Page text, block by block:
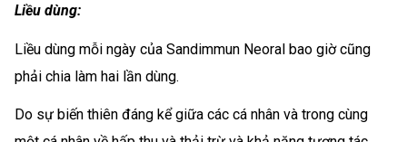
Liều dùng:
Liều dùng mỗi ngày của Sandimmun Neoral bao giờ cũng
phải chia làm hai lần dùng.
Do sự biến thiên đáng kể giữa các cá nhân và trong cùng